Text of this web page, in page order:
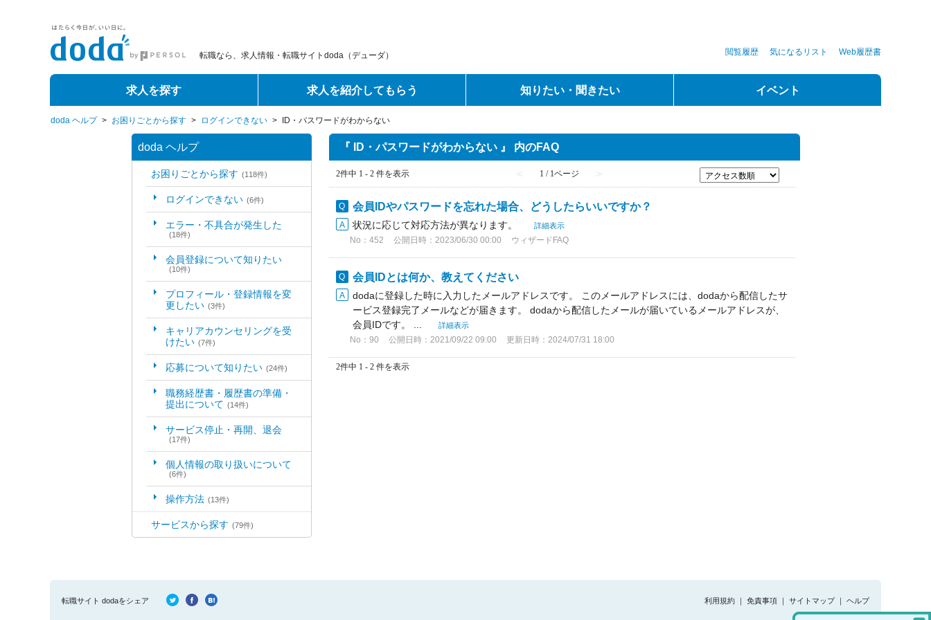
転職なら、求人情報・転職サイトdoda（デューダ） 閲覧履歴 気になるリスト Web履歴書
求人を探す 求人を紹介してもらう 知りたい・聞きたい イベント
doda ヘルプ > お困りごとから探す > ログインできない > ID・パスワードがわからない
doda ヘルプ
お困りごとから探す (118件)
ログインできない (6件)
エラー・不具合が発生した
(18件)
会員登録について知りたい
(10件)
プロフィール・登録情報を変
更したい (3件)
キャリアカウンセリングを受
けたい (7件)
応募について知りたい (24件)
職務経歴書・履歴書の準備・
提出について (14件)
サービス停止・再開、退会
(17件)
個人情報の取り扱いについて
(6件)
操作方法 (13件)
サービスから探す (79件)
『 ID・パスワードがわからない 』 内のFAQ
2件中 1 - 2 件を表示 ≪ 1 / 1ページ ≫
会員IDやパスワードを忘れた場合、どうしたらいいですか？
状況に応じて対応方法が異なります。 詳細表示
No：452 公開日時：2023/06/30 00:00 ウィザードFAQ
会員IDとは何か、教えてください
dodaに登録した時に入力したメールアドレスです。 このメールアドレスには、dodaから配信したサ
ービス登録完了メールなどが届きます。 dodaから配信したメールが届いているメールアドレスが、
会員IDです。 ...
詳細表示
No：90 公開日時：2021/09/22 09:00 更新日時：2024/07/31 18:00
2件中 1 - 2 件を表示
転職サイト dodaをシェア 利用規約 ｜ 免責事項 ｜ サイトマップ ｜ ヘルプ